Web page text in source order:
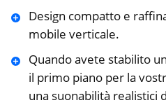
Design compatto e
mobile verticale.
Quando avete stabilito
il primo piano per la
una suonabilità realistici